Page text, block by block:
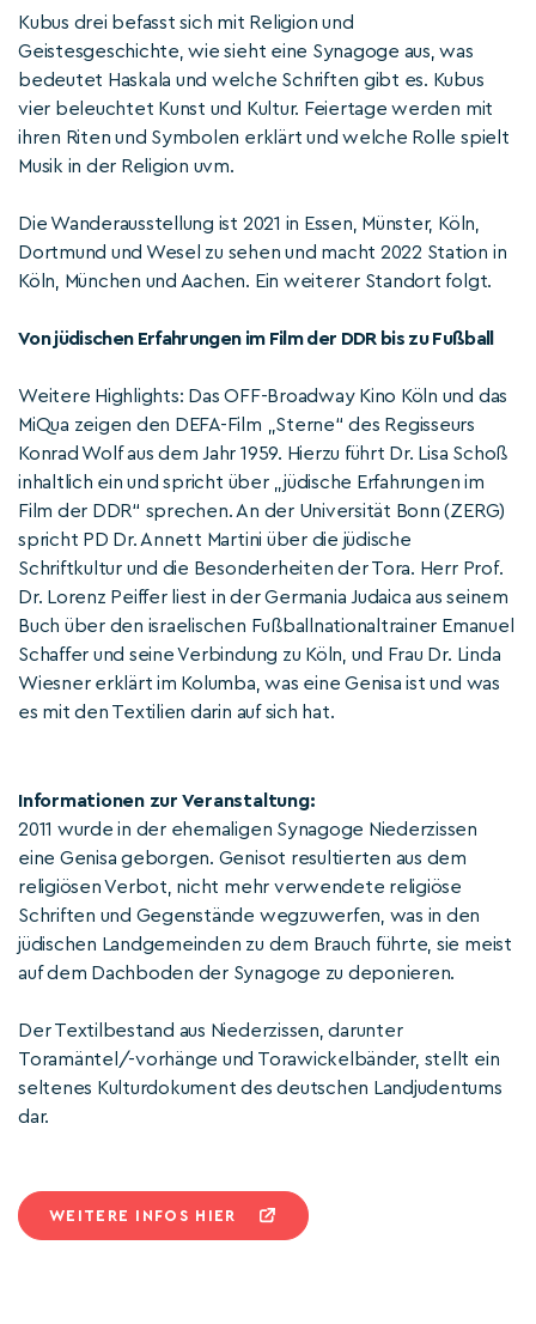
Kubus drei befasst sich mit Religion und
Geistesgeschichte, wie sieht eine Synagoge aus, was
bedeutet Haskala und welche Schriften gibt es. Kubus
vier beleuchtet Kunst und Kultur. Feiertage werden mit
ihren Riten und Symbolen erklärt und welche Rolle spielt
Musik in der Religion uvm.
Die Wanderausstellung ist 2021 in Essen, Münster, Köln,
Dortmund und Wesel zu sehen und macht 2022 Station in
Köln, München und Aachen. Ein weiterer Standort folgt.
Von jüdischen Erfahrungen im Film der DDR bis zu Fußball
Weitere Highlights: Das OFF-Broadway Kino Köln und das
MiQua zeigen den DEFA-Film „Sterne“ des Regisseurs
Konrad Wolf aus dem Jahr 1959. Hierzu führt Dr. Lisa Schoß
inhaltlich ein und spricht über „jüdische Erfahrungen im
Film der DDR“ sprechen. An der Universität Bonn (ZERG)
spricht PD Dr. Annett Martini über die jüdische
Schriftkultur und die Besonderheiten der Tora. Herr Prof.
Dr. Lorenz Peiffer liest in der Germania Judaica aus seinem
Buch über den israelischen Fußballnationaltrainer Emanuel
Schaffer und seine Verbindung zu Köln, und Frau Dr. Linda
Wiesner erklärt im Kolumba, was eine Genisa ist und was
es mit den Textilien darin auf sich hat.
Informationen zur Veranstaltung:
2011 wurde in der ehemaligen Synagoge Niederzissen
eine Genisa geborgen. Genisot resultierten aus dem
religiösen Verbot, nicht mehr verwendete religiöse
Schriften und Gegenstände wegzuwerfen, was in den
jüdischen Landgemeinden zu dem Brauch führte, sie meist
auf dem Dachboden der Synagoge zu deponieren.
Der Textilbestand aus Niederzissen, darunter
Toramäntel/-vorhänge und Torawickelbänder, stellt ein
seltenes Kulturdokument des deutschen Landjudentums
dar.
WEITERE INFOS HIER